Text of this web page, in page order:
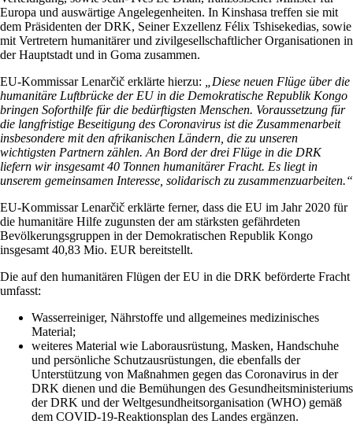
Europa und auswärtige Angelegenheiten. In Kinshasa treffen sie mit
dem Präsidenten der DRK, Seiner Exzellenz Félix Tshisekedias, sowie
mit Vertretern humanitärer und zivilgesellschaftlicher Organisationen in
der Hauptstadt und in Goma zusammen.
EU-Kommissar Lenarčič erklärte hierzu:
„Diese neuen Flüge über die
humanitäre Luftbrücke der EU in die Demokratische Republik Kongo
bringen Soforthilfe für die bedürftigsten Menschen. Voraussetzung für
die langfristige Beseitigung des Coronavirus ist die Zusammenarbeit
insbesondere mit den afrikanischen Ländern, die zu unseren
wichtigsten Partnern zählen. An Bord der drei Flüge in die DRK
liefern wir insgesamt 40 Tonnen humanitärer Fracht. Es liegt in
unserem gemeinsamen Interesse, solidarisch zu zusammenzuarbeiten.“
EU-Kommissar Lenarčič erklärte ferner, dass die EU im Jahr 2020 für
die humanitäre Hilfe zugunsten der am stärksten gefährdeten
Bevölkerungsgruppen in der Demokratischen Republik Kongo
insgesamt 40,83 Mio. EUR bereitstellt.
Die auf den humanitären Flügen der EU in die DRK beförderte Fracht
umfasst:
Wasserreiniger, Nährstoffe und allgemeines medizinisches
Material;
weiteres Material wie Laborausrüstung, Masken, Handschuhe
und persönliche Schutzausrüstungen, die ebenfalls der
Unterstützung von Maßnahmen gegen das Coronavirus in der
DRK dienen und die Bemühungen des Gesundheitsministeriums
der DRK und der Weltgesundheitsorganisation (WHO) gemäß
dem COVID-19-Reaktionsplan des Landes ergänzen.